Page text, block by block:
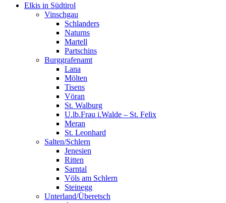
Elkis in Südtirol
Vinschgau
Schlanders
Naturns
Martell
Partschins
Burggrafenamt
Lana
Mölten
Tisens
Vöran
St. Walburg
U.lb.Frau i.Walde – St. Felix
Meran
St. Leonhard
Salten/Schlern
Jenesien
Ritten
Sarntal
Völs am Schlern
Steinegg
Unterland/Überetsch